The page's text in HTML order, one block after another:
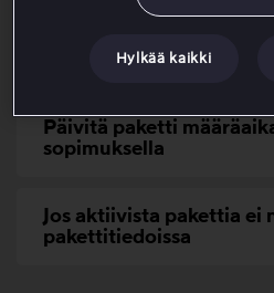
Päivitä paketti Applen
Päivitä paketti
sopimuksella
Jos aktiivista pakettia ei
pakettitiedoissa
Hylkää kaikki